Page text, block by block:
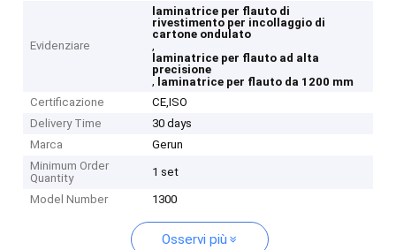
Evidenziare
laminatrice per flauto di
rivestimento per incollaggio di
cartone ondulato
,
laminatrice per flauto ad alta
precisione
, laminatrice per flauto da 1200 mm
Certificazione
CE,ISO
Delivery Time
30 days
Marca
Gerun
Minimum Order
Quantity
1 set
Model Number 1300
Osservi più